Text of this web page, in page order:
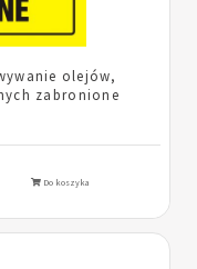
olejów,
zabronione
Do koszyka